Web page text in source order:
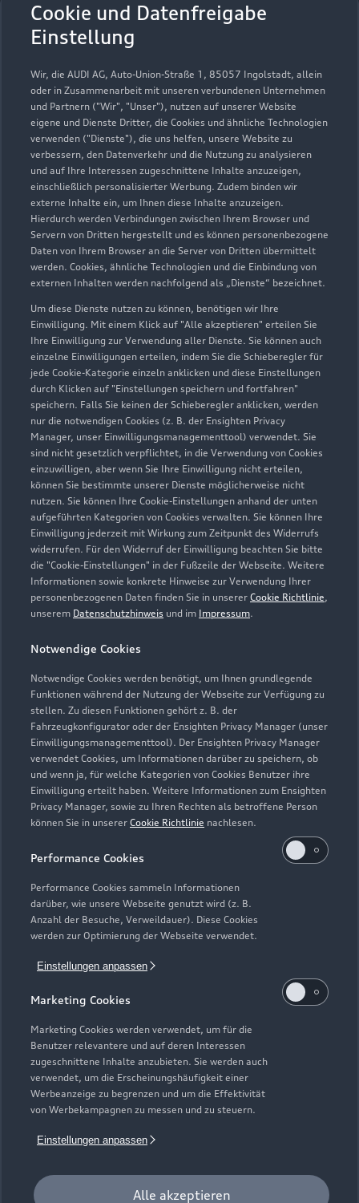
Cookie und Datenfreigabe
Einstellung
Wir, die AUDI AG, Auto-Union-Straße 1, 85057 Ingolstadt, allein
oder in Zusammenarbeit mit unseren verbundenen Unternehmen
und Partnern ("Wir", "Unser"), nutzen auf unserer Website
eigene und Dienste Dritter, die Cookies und ähnliche Technologien
verwenden ("Dienste"), die uns helfen, unsere Website zu
verbessern, den Datenverkehr und die Nutzung zu analysieren
und auf Ihre Interessen zugeschnittene Inhalte anzuzeigen,
einschließlich personalisierter Werbung. Zudem binden wir
externe Inhalte ein, um Ihnen diese Inhalte anzuzeigen.
Hierdurch werden Verbindungen zwischen Ihrem Browser und
Servern von Dritten hergestellt und es können personenbezogene
Daten von Ihrem Browser an die Server von Dritten übermittelt
werden. Cookies, ähnliche Technologien und die Einbindung von
externen Inhalten werden nachfolgend als „Dienste“ bezeichnet.
Um diese Dienste nutzen zu können, benötigen wir Ihre
Einwilligung. Mit einem Klick auf "Alle akzeptieren" erteilen Sie
Ihre Einwilligung zur Verwendung aller Dienste. Sie können auch
einzelne Einwilligungen erteilen, indem Sie die Schieberegler für
jede Cookie-Kategorie einzeln anklicken und diese Einstellungen
durch Klicken auf "Einstellungen speichern und fortfahren"
speichern. Falls Sie keinen der Schieberegler anklicken, werden
nur die notwendigen Cookies (z. B. der Ensighten Privacy
Manager, unser Einwilligungsmanagementtool) verwendet. Sie
sind nicht gesetzlich verpflichtet, in die Verwendung von Cookies
einzuwilligen, aber wenn Sie Ihre Einwilligung nicht erteilen,
können Sie bestimmte unserer Dienste möglicherweise nicht
nutzen. Sie können Ihre Cookie-Einstellungen anhand der unten
aufgeführten Kategorien von Cookies verwalten. Sie können Ihre
Einwilligung jederzeit mit Wirkung zum Zeitpunkt des Widerrufs
widerrufen. Für den Widerruf der Einwilligung beachten Sie bitte
die "Cookie-Einstellungen" in der Fußzeile der Webseite. Weitere
Informationen sowie konkrete Hinweise zur Verwendung Ihrer
personenbezogenen Daten finden Sie in unserer Cookie Richtlinie,
unserem Datenschutzhinweis und im Impressum.
Notwendige Cookies
Notwendige Cookies werden benötigt, um Ihnen grundlegende
Funktionen während der Nutzung der Webseite zur Verfügung zu
stellen. Zu diesen Funktionen gehört z. B. der
Fahrzeugkonfigurator oder der Ensighten Privacy Manager (unser
Einwilligungsmanagementtool). Der Ensighten Privacy Manager
verwendet Cookies, um Informationen darüber zu speichern, ob
und wenn ja, für welche Kategorien von Cookies Benutzer ihre
Einwilligung erteilt haben. Weitere Informationen zum Ensighten
Privacy Manager, sowie zu Ihren Rechten als betroffene Person
können Sie in unserer Cookie Richtlinie nachlesen.
Performance Cookies
Performance Cookies sammeln Informationen
darüber, wie unsere Webseite genutzt wird (z. B.
Anzahl der Besuche, Verweildauer). Diese Cookies
werden zur Optimierung der Webseite verwendet.
Einstellungen anpassen
Marketing Cookies
Marketing Cookies werden verwendet, um für die
Benutzer relevantere und auf deren Interessen
zugeschnittene Inhalte anzubieten. Sie werden auch
verwendet, um die Erscheinungshäufigkeit einer
Werbeanzeige zu begrenzen und um die Effektivität
von Werbekampagnen zu messen und zu steuern.
Einstellungen anpassen
Alle akzeptieren
Bismarckstraße/Banter Weg
26389 Wilhelmshaven
04421 18090
Kontaktdaten herunterladen
Öffnungszeiten
Verkauf
Geschlossen ,öffnet amMontag 08:00
Kundendienst
Geschlossen,öffnet amMontag 07:00
Teile- & Zubehörverkauf
Geschlossen,öffnet amMontag 07:30
17:00 Uhr
Zurück nach oben
Modelle
Elektromodelle
Plug-in-Hybride
Neuwagensuche
Gebrauchtwagensuche
Geschäftskunden
Service & Zubehör
Saisonale Angebote
Audi Services
Garantie
Audi digital services
myAudi
Support
Audi Code
Häufige Fragen (FAQ)
Audi Online Beratung
Online-Terminvereinbarung
Servicekontakt
Über Audi
Unternehmen
Karriere
Investor Relations
Audi erleben
© 2026 AUDI AG. Alle Rechte vorbehalten
Impressum Rechtliches
Cookie-Richtlinie